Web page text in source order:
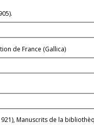
de France (Gallica)
Manuscrits de la